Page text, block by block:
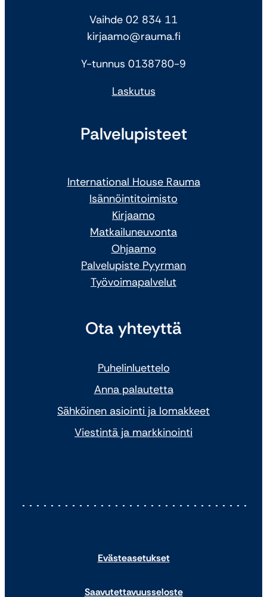
Vaihde 02 834 11
kirjaamo@rauma.fi
Y-tunnus 0138780-9
Laskutus
Palvelupisteet
International House Rauma
Isännöintitoimisto
Kirjaamo
Matkailuneuvonta
Ohjaamo
Palvelupiste Pyyrman
Työvoimapalvelut
Ota yhteyttä
Puhelinluettelo
Anna palautetta
Sähköinen asiointi ja lomakkeet
Viestintä ja markkinointi
Evästeasetukset
Saavutettavuusseloste